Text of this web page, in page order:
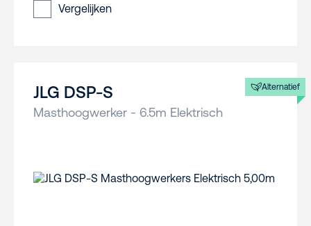
Vergelijken
Alternatief
JLG DSP-S
Masthoogwerker - 6.5m Elektrisch